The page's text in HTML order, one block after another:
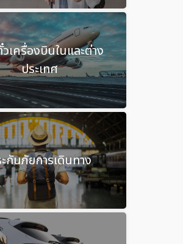
เครื่องบินในและต่าง
ประเทศ
กันภัยการเดินทาง